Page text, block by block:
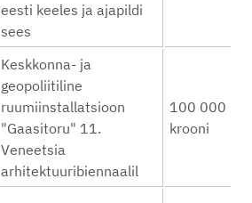
eesti keeles ja ajapildi
sees
Keskkonna- ja
geopoliitiline
ruumiinstallatsioon
"Gaasitoru" 11.
Veneetsia
arhitektuuribiennaalil
100 000
krooni